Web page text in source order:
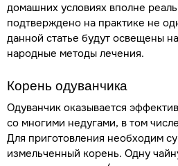
домашних условиях вполне
подтверждено на практике не
данной статье будут освещены
народные методы лечения.
Корень одуванчика
Одуванчик оказывается
со многими недугами, в том
Для приготовления необходим
измельченный корень. Одну